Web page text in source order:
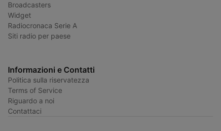
Broadcasters
Widget
Radiocronaca Serie A
Siti radio per paese
Informazioni e Contatti
Politica sulla riservatezza
Terms of Service
Riguardo a noi
Contattaci